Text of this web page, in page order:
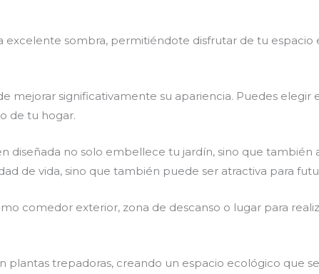
excelente sombra, permitiéndote disfrutar de tu espacio
mejorar significativamente su apariencia. Puedes elegir
de tu hogar.
diseñada no solo embellece tu jardín, sino que también
de vida, sino que también puede ser atractiva para
comedor exterior, zona de descanso o lugar para
plantas trepadoras, creando un espacio ecológico que